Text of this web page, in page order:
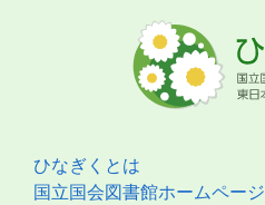
ひなぎくとは
国立国会図書館ホームページ